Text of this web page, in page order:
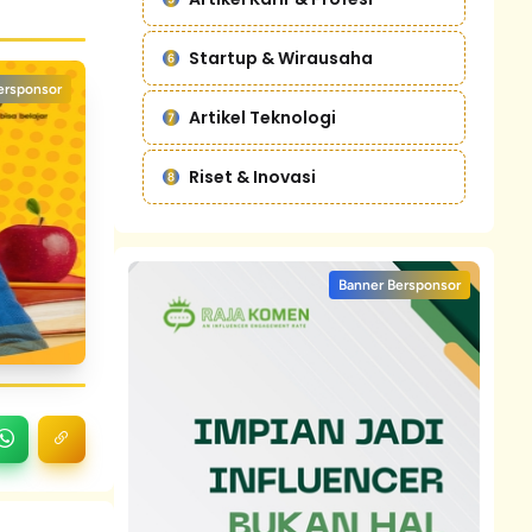
Startup & Wirausaha
Artikel Teknologi
Riset & Inovasi
Banner Bersponsor